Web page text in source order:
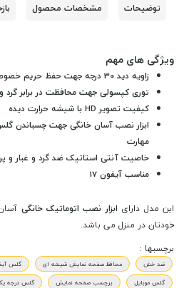
توضیحات مشخصات محصول
ویژگی های مهم
زاویه دید 30 درجه جهت حفظ حریم خصوصی و پرایوسی
توری کپسولی جهت محافظت در برابر گرد
کیفیت تصویر HD با شیشه حرارت دیده
ابزار نصب آسان خانگی جهت چسباندن
مهارت
خاصیت آنتی استاتیک ضد گرد و غبار و
مناسب آیفون 17
این مدل دارای ابزار نصب اتوماتیک خانگی
خودتان در منزل می باشد.
برچسبها :
ضد خش محافظ صفحه نمایش شیشه ای گلس
گلس موبایل
برچسب صفحه نمایش گلس درجه